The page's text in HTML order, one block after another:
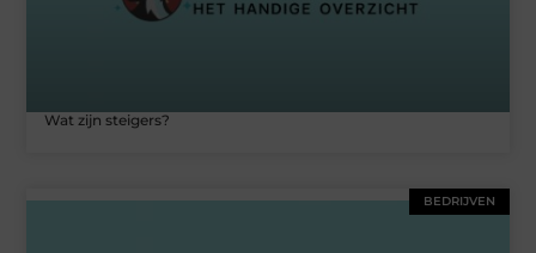
Wat zijn steigers?
BEDRIJVEN